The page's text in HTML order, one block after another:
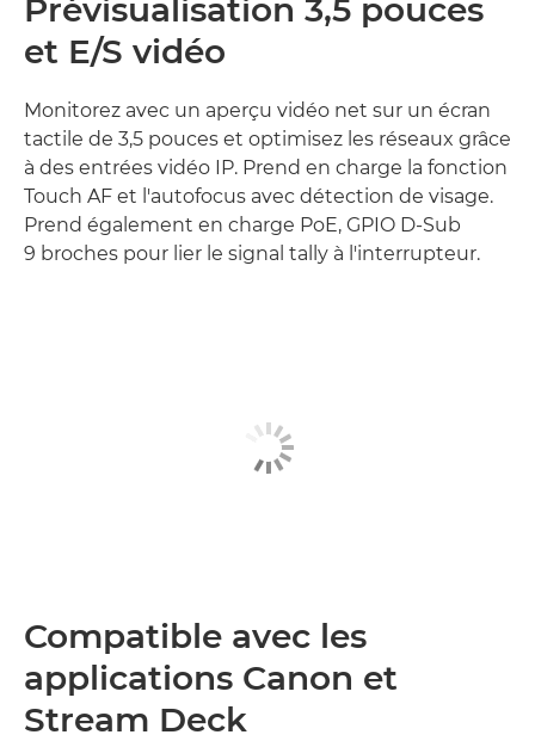
Prévisualisation 3,5 pouces
et E/S vidéo
Monitorez avec un aperçu vidéo net sur un écran
tactile de 3,5 pouces et optimisez les réseaux grâce
à des entrées vidéo IP. Prend en charge la fonction
Touch AF et l'autofocus avec détection de visage.
Prend également en charge PoE, GPIO D-Sub
9 broches pour lier le signal tally à l'interrupteur.
Compatible avec les
applications Canon et
Stream Deck